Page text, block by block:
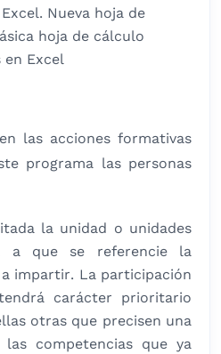
Nueva hoja de
hoja de cálculo
en Excel
las acciones formativas
programa las personas
la unidad o unidades
a que se referencie la
impartir. La participación
carácter prioritario
otras que precisen una
las competencias que ya